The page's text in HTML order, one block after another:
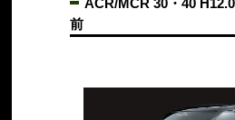
ACR/MCR 30・40
前